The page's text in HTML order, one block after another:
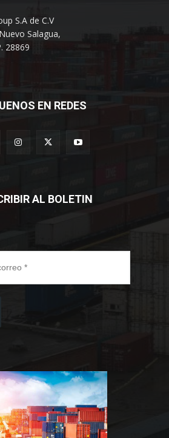
S.A de C.V
Salagua,
28869
EN REDES
AL BOLETIN